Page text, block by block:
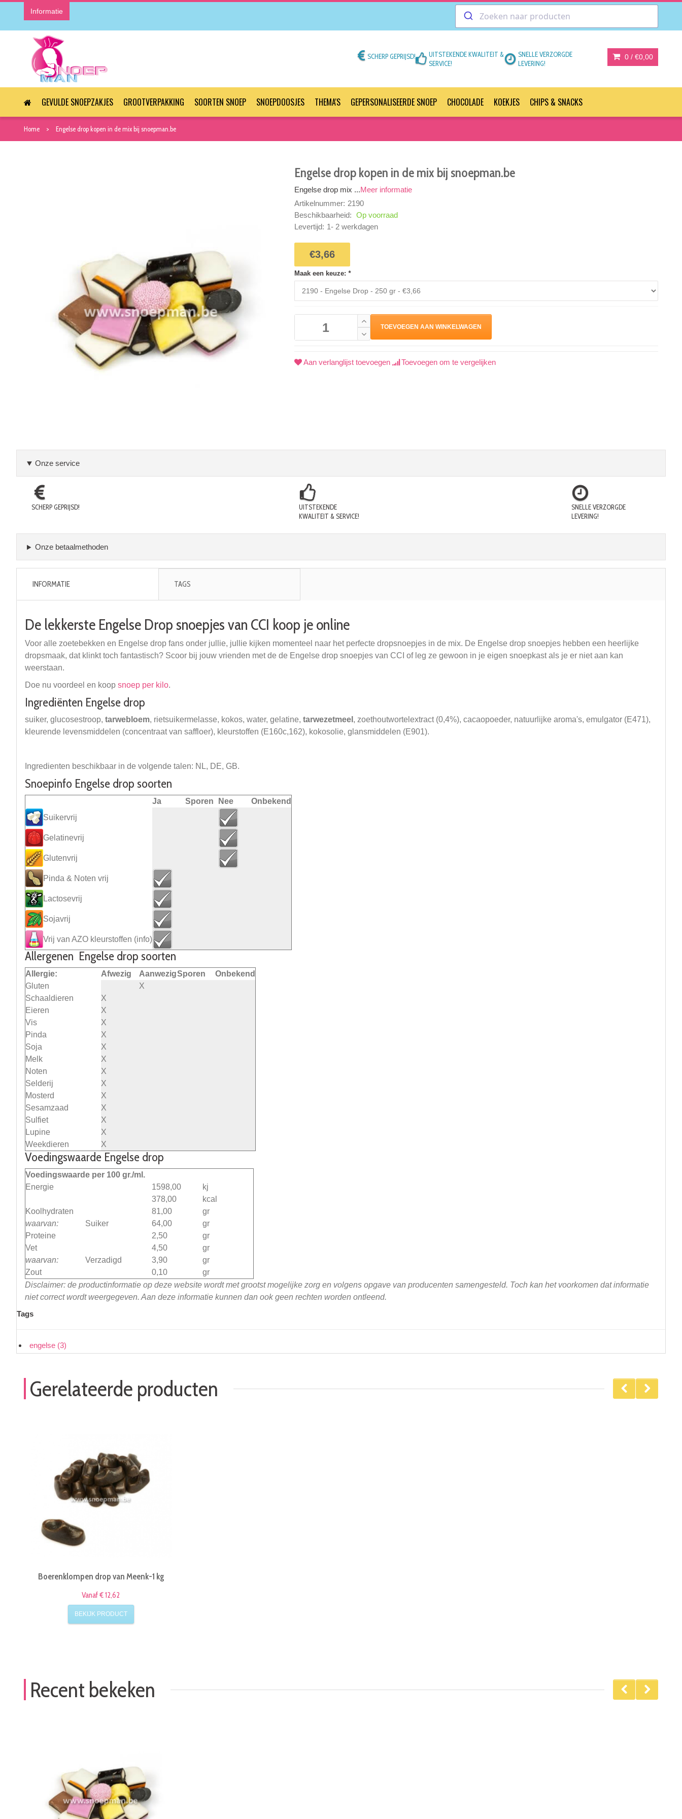
Informatie
SCHERP GEPRIJSD!
UITSTEKENDE KWALITEIT &
SERVICE!
SNELLE VERZORGDE
LEVERING!
0 / €0,00
GEVULDE SNOEPZAKJES GROOTVERPAKKING SOORTEN SNOEP SNOEPDOOSJES THEMA'S GEPERSONALISEERDE SNOEP CHOCOLADE KOEKJES CHIPS & SNACKS
Home Engelse drop kopen in de mix bij snoepman.be
Engelse drop kopen in de mix bij snoepman.be
Engelse drop mix ...Meer informatie
Artikelnummer: 2190
Beschikbaarheid:
Op voorraad
Levertijd: 1- 2 werkdagen
€3,66
Maak een keuze:*
TOEVOEGEN AAN WINKELWAGEN
Aan verlanglijst toevoegen Toevoegen om te vergelijken
Onze service
SCHERP GEPRIJSD!
UITSTEKENDE
KWALITEIT & SERVICE!
SNELLE VERZORGDE
LEVERING!
Onze betaalmethoden
INFORMATIE TAGS
De lekkerste Engelse Drop snoepjes van CCI koop je online
Voor alle zoetebekken en Engelse drop fans onder jullie, jullie kijken momenteel naar het perfecte dropsnoepjes in de mix. De Engelse drop snoepjes hebben een heerlijke
dropsmaak, dat klinkt toch fantastisch? Scoor bij jouw vrienden met de de Engelse drop snoepjes van CCI of leg ze gewoon in je eigen snoepkast als je er niet aan kan
weerstaan.
Doe nu voordeel en koop snoep per kilo.
Ingrediënten Engelse drop
suiker, glucosestroop, tarwebloem, rietsuikermelasse, kokos, water, gelatine, tarwezetmeel , zoethoutwortelextract (0,4%), cacaopoeder, natuurlijke aroma's, emulgator (E471),
kleurende levensmiddelen (concentraat van saffloer), kleurstoffen (E160c,162), kokosolie, glansmiddelen (E901).
Ingredienten beschikbaar in de volgende talen: NL, DE, GB.
Snoepinfo Engelse drop soorten
Ja Sporen Nee
Onbekend
Suikervrij
Gelatinevrij
Glutenvrij
Pinda & Noten vrij
Lactosevrij
Sojavrij
Vrij van AZO kleurstoffen (info)
Allergenen Engelse drop soorten
Allergie: Afwezig AanwezigSporen
Onbekend
Gluten
X
Schaaldieren
X
Eieren
X
Vis
X
Pinda
X
Soja
X
Melk
X
Noten
X
Selderij
X
Mosterd
X
Sesamzaad
X
Sulfiet
X
Lupine
X
Weekdieren
X
Voedingswaarde Engelse drop
Voedingswaarde per 100 gr./ml.
Energie
1598,00
kj
378,00
kcal
Koolhydraten
81,00
gr
waarvan:
Suiker 64,00
gr
Proteine
2,50
gr
Vet
4,50
gr
waarvan:
Verzadigd 3,90
gr
Zout
0,10
gr
Disclaimer: de productinformatie op deze website wordt met grootst mogelijke zorg en volgens opgave van producenten samengesteld. Toch kan het voorkomen dat informatie
niet correct wordt weergegeven. Aan deze informatie kunnen dan ook geen rechten worden ontleend.
Tags
engelse (3)
Gerelateerde producten
Boerenklompen drop van Meenk-1 kg
Vanaf € 12,62
BEKIJK PRODUCT
Recent bekeken